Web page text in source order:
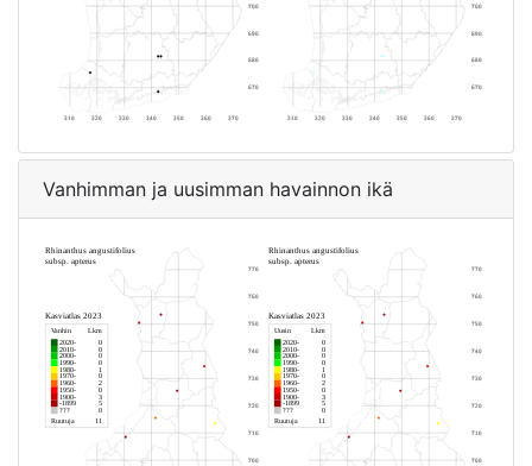
Vanhimman ja uusimman havainnon ikä